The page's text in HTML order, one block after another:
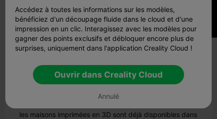
Quand les maisons
imprimées en 3D seront-
elles disponibles ?
les maisons imprimées en 3D sont déjà disponibles dans
Accédez à toutes les informations sur les modèles,
bénéficiez d'un découpage fluide dans le cloud et d'une
impression en un clic. Interagissez avec les modèles pour
gagner des points exclusifs et débloquer encore plus de
surprises, uniquement dans l'application Creality Cloud !
Ouvrir dans Creality Cloud
Annulé